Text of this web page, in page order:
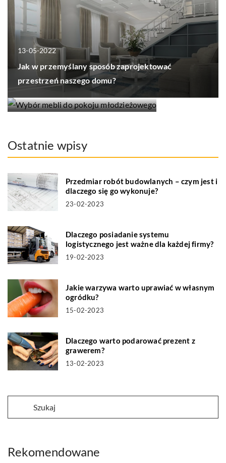
13-05-2022
Jak w przemyślany sposób zaprojektować
przestrzeń naszego domu?
12-10-2018
Wybór mebli do pokoju
Ostatnie wpisy
Przedmiar robót budowlanych – czym jest i
dlaczego się go wykonuje?
23-02-2023
Dlaczego posiadanie systemu
logistycznego jest ważne dla każdej firmy?
19-02-2023
Jakie warzywa warto uprawiać w własnym
ogródku?
15-02-2023
Dlaczego warto podarować prezent z
grawerem?
13-02-2023
Rekomendowane